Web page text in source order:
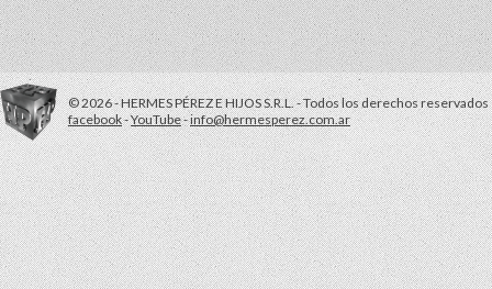
© 2026 - HERMES PÉREZ E HIJOS S.R.L. - Todos los derechos reservados
facebook-YouTube-info@hermesperez.com.ar